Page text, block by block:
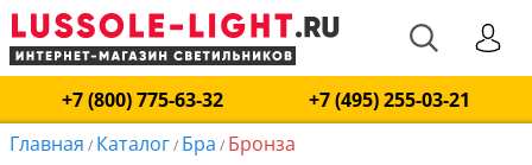
+7 (800) 775-63-32
+7 (495) 255-03-21
Главная / Каталог/ Бра / Бронза